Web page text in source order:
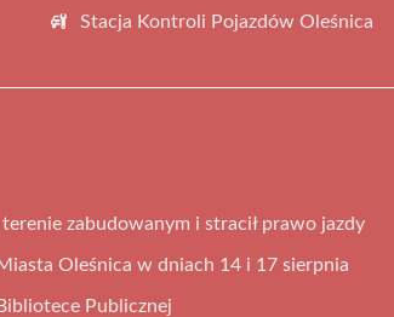
Stacja Kontroli Pojazdów Oleśnica
zabudowanym i stracił prawo jazdy
Oleśnica w dniach 14 i 17 sierpnia
Publicznej